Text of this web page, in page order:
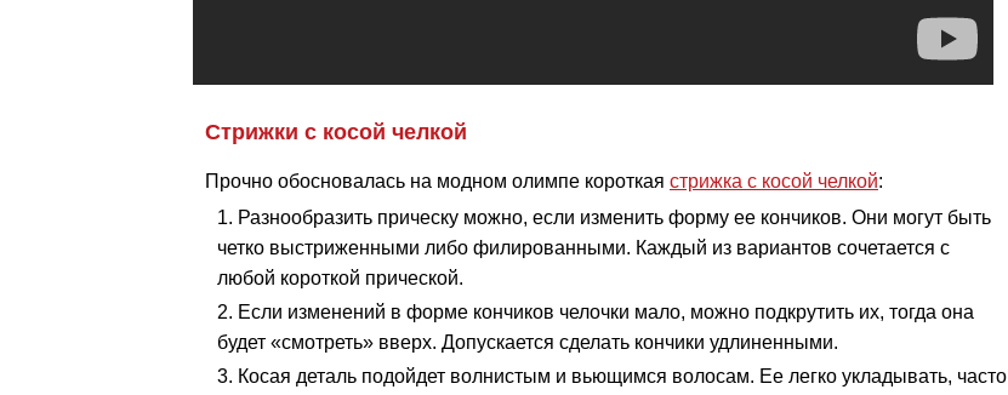
Стрижки с косой челкой
Прочно обосновалась на модном олимпе короткая стрижка с косой челкой:
Разнообразить прическу можно, если изменить форму ее кончиков. Они могут быть
четко выстриженными либо филированными. Каждый из вариантов сочетается с
любой короткой прической.
Если изменений в форме кончиков челочки мало, можно подкрутить их, тогда она
будет «смотреть» вверх. Допускается сделать кончики удлиненными.
Косая деталь подойдет волнистым и вьющимся волосам. Ее легко укладывать, часто